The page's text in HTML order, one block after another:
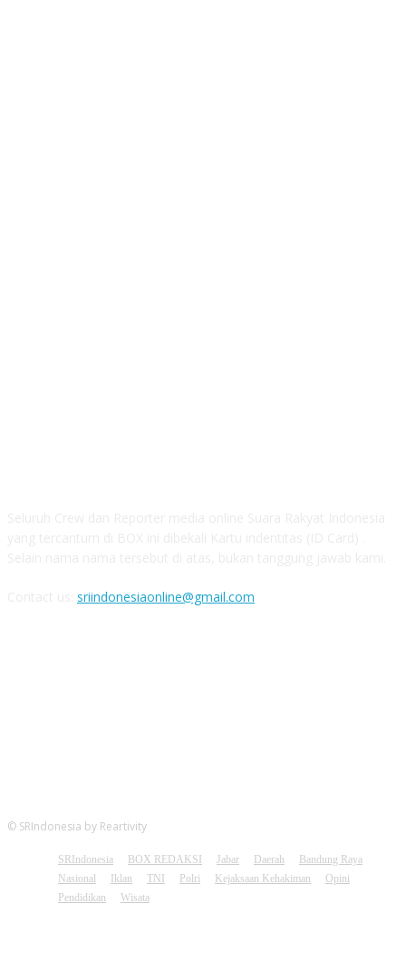
sriindonesiaonline@gmail.com
© SRIndonesia by Reartivity
SRIndonesia BOX REDAKSI Jabar Daerah
Bandung Raya
Nasional
Iklan TNI Polri Kejaksaan Kehakiman
Opini
Pendidikan
Wisata